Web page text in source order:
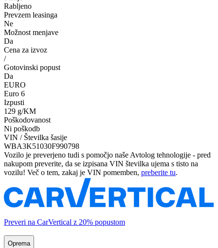
Rabljeno
Prevzem leasinga
Ne
Možnost menjave
Da
Cena za izvoz
/
Gotovinski popust
Da
EURO
Euro 6
Izpusti
129 g/KM
Poškodovanost
Ni poškodb
VIN / Številka šasije
WBA3K51030F990798
Vozilo je preverjeno tudi s pomočjo naše Avtolog tehnologije - pred
nakupom preverite, da se izpisana VIN številka ujema s tisto na
vozilu! Več o tem, zakaj je VIN pomemben, preberite tu.
Preveri na CarVertical z 20% popustom
Oprema